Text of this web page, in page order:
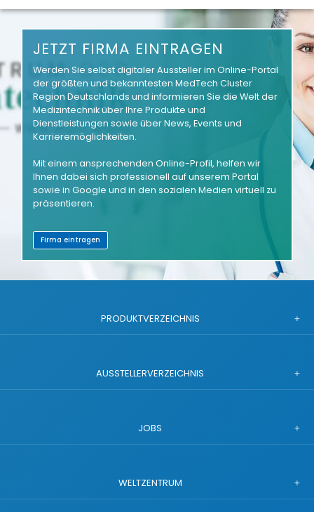
JETZT FIRMA EINTRAGEN
Werden Sie selbst digitaler Aussteller im Online-Portal
der größten und bekanntesten MedTech Cluster
Region Deutschlands und informieren Sie die Welt der
Medizintechnik über Ihre Produkte und
Dienstleistungen sowie über News, Events und
Karrieremöglichkeiten.
Mit einem ansprechenden Online-Profil, helfen wir
Ihnen dabei sich professionell auf unserem Portal
sowie in Google und in den sozialen Medien virtuell zu
präsentieren.
Firma eintragen
PRODUKTVERZEICHNIS
AUSSTELLERVERZEICHNIS
JOBS
WELTZENTRUM